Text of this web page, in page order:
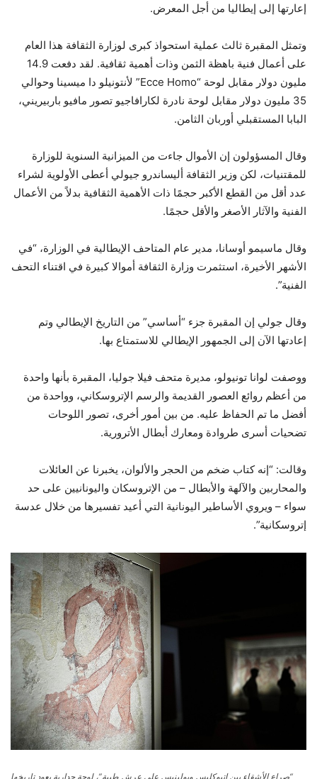
إعارتها إلى إيطاليا من أجل المعرض.
وتمثل المقبرة ثالث عملية استحواذ كبرى لوزارة الثقافة هذا العام
على أعمال فنية باهظة الثمن وذات أهمية ثقافية. لقد دفعت 14.9
مليون دولار مقابل لوحة “Ecce Homo” لأنتونيلو دا ميسينا وحوالي
35 مليون دولار مقابل لوحة نادرة لكارافاجيو تصور مافيو باربيريني،
البابا المستقبلي أوربان الثامن.
وقال المسؤولون إن الأموال جاءت من الميزانية السنوية للوزارة
للمقتنيات، لكن وزير الثقافة أليساندرو جيولي أعطى الأولوية لشراء
عدد أقل من القطع الأكبر حجمًا ذات الأهمية الثقافية بدلاً من الأعمال
الفنية والآثار الأصغر والأقل حجمًا.
وقال ماسيمو أوسانا، مدير عام المتاحف الإيطالية في الوزارة، “في
الأشهر الأخيرة، استثمرت وزارة الثقافة أموالا كبيرة في اقتناء التحف
الفنية”.
وقال جولي إن المقبرة جزء “أساسي” من التاريخ الإيطالي وتم
إعادتها الآن إلى الجمهور الإيطالي للاستمتاع بها.
ووصفت لوانا تونيولو، مديرة متحف فيلا جوليا، المقبرة بأنها واحدة
من أعظم روائع العصور القديمة والرسم الإتروسكاني، وواحدة من
أفضل ما تم الحفاظ عليه. من بين أمور أخرى، تصور اللوحات
تضحيات أسرى طروادة ومعارك أبطال الأترورية.
وقالت: “إنه كتاب ضخم من الحجر والألوان، يخبرنا عن العائلات
والمحاربين والآلهة والأبطال – من الإتروسكان واليونانيين على حد
سواء – ويروي الأساطير اليونانية التي أعيد تفسيرها من خلال عدسة
إتروسكانية”.
“صراع الأشقاء بين إتيوكليس وبولينيس على عرش طيبة”، لوحة جدارية يعود تاريخها